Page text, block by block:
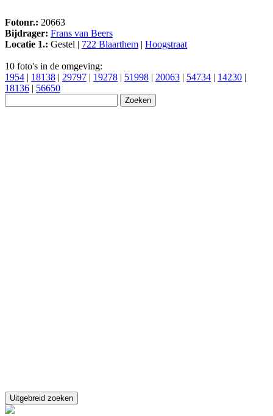
Fotonr.: 20663
Bijdrager: Frans van Beers
Locatie 1.: Gestel | 722 Blaarthem | Hoogstraat
10 foto's in de omgeving:
1954 | 18138 | 29797 | 19278 | 51998 | 20063 | 54734 | 14230 |
18136 | 56650